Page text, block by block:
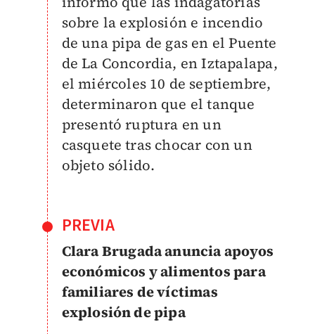
sobre la explosión e incendio
de una pipa de gas en el Puente
de La Concordia, en Iztapalapa,
el miércoles 10 de septiembre,
determinaron que el tanque
presentó ruptura en un
casquete tras chocar con un
objeto sólido.
PREVIA
Clara Brugada anuncia apoyos
económicos y alimentos para
familiares de víctimas
explosión de pipa